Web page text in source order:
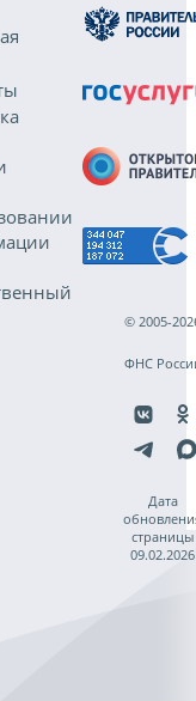
© 2005-
ФНС
Дата
страницы
09.02.2026